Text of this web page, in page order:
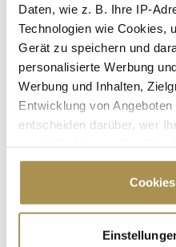
Daten, wie z. B. Ihre IP-
Technologien wie Cookies,
Gerät zu speichern und
personalisierte Werbung
Werbung und Inhalten,
Entwicklung von
entscheiden darüber, wer
Cookie-Erklärung oder
Trigger Symbol ändern oder
Informationen über